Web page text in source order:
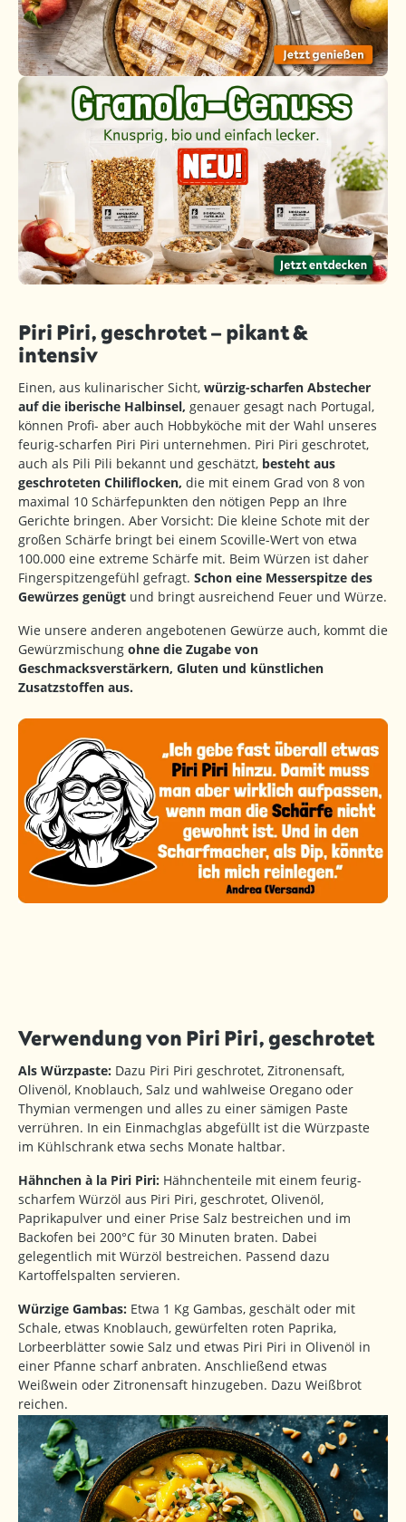
Piri Piri, geschrotet – pikant &
intensiv
Einen, aus kulinarischer Sicht, würzig-scharfen Abstecher
auf die iberische Halbinsel, genauer gesagt nach Portugal,
können Profi- aber auch Hobbyköche mit der Wahl unseres
feurig-scharfen Piri Piri unternehmen. Piri Piri geschrotet,
auch als Pili Pili bekannt und geschätzt, besteht aus
geschroteten Chiliflocken, die mit einem Grad von 8 von
maximal 10 Schärfepunkten den nötigen Pepp an Ihre
Gerichte bringen. Aber Vorsicht: Die kleine Schote mit der
großen Schärfe bringt bei einem Scoville-Wert von etwa
100.000 eine extreme Schärfe mit. Beim Würzen ist daher
Fingerspitzengefühl gefragt. Schon eine Messerspitze des
Gewürzes genügt und bringt ausreichend Feuer und Würze.
Wie unsere anderen angebotenen Gewürze auch, kommt die
Gewürzmischung ohne die Zugabe von
Geschmacksverstärkern, Gluten und künstlichen
Zusatzstoffen aus.
Verwendung von Piri Piri, geschrotet
Als Würzpaste: Dazu Piri Piri geschrotet, Zitronensaft,
Olivenöl, Knoblauch, Salz und wahlweise Oregano oder
Thymian vermengen und alles zu einer sämigen Paste
verrühren. In ein Einmachglas abgefüllt ist die Würzpaste
im Kühlschrank etwa sechs Monate haltbar.
Hähnchen à la Piri Piri: Hähnchenteile mit einem feurig-
scharfem Würzöl aus Piri Piri, geschrotet, Olivenöl,
Paprikapulver und einer Prise Salz bestreichen und im
Backofen bei 200°C für 30 Minuten braten. Dabei
gelegentlich mit Würzöl bestreichen. Passend dazu
Kartoffelspalten servieren.
Würzige Gambas: Etwa 1 Kg Gambas, geschält oder mit
Schale, etwas Knoblauch, gewürfelten roten Paprika,
Lorbeerblätter sowie Salz und etwas Piri Piri in Olivenöl in
einer Pfanne scharf anbraten. Anschließend etwas
Weißwein oder Zitronensaft hinzugeben. Dazu Weißbrot
reichen.